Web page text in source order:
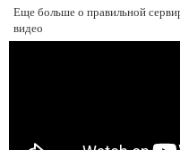
Еще больше о правильной
видео